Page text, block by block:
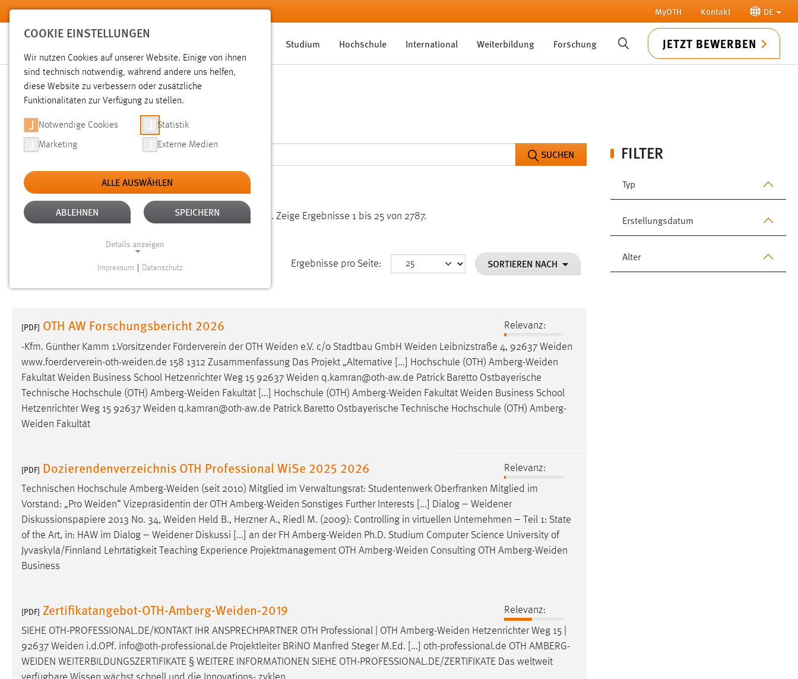
Zum Hauptinhalt springen MyOTH Kontakt DE
Studium Hochschule International Weiterbildung Forschung SUCHE JETZT BEWERBEN
SUCHE
FILTER
Typ
Erstellungsdatum
Alter
SUCHEN
Aktive Filter: TYP: DATEIEN ALLE FILTER ENTFERNEN
Gesucht nach "weide". Es wurden 2787 Ergebnisse gefunden. Zeige Ergebnisse 1 bis 25 von 2787.
Ergebnisse pro Seite: SORTIEREN NACH
[PDF] OTH AW Forschungsbericht 2026
Relevanz:
-Kfm. Günther Kamm 1.Vorsitzender Förderverein der OTH Weiden e.V. c/o Stadtbau GmbH Weiden Leibnizstraße 4, 92637 Weiden
www.foerderverein-oth-weiden.de 158 1312 Zusammenfassung Das Projekt „Alternative [...] Hochschule (OTH) Amberg-Weiden
Fakultät Weiden Business School Hetzenrichter Weg 15 92637 Weiden q.kamran@oth-aw.de Patrick Baretto Ostbayerische
Technische Hochschule (OTH) Amberg-Weiden Fakultät [...] Hochschule (OTH) Amberg-Weiden Fakultät Weiden Business School
Hetzenrichter Weg 15 92637 Weiden q.kamran@oth-aw.de Patrick Baretto Ostbayerische Technische Hochschule (OTH) Amberg-
Weiden Fakultät
[PDF] Dozierendenverzeichnis OTH Professional WiSe 2025 2026
Relevanz:
Technischen Hochschule Amberg-Weiden (seit 2010) Mitglied im Verwaltungsrat: Studentenwerk Oberfranken Mitglied im
Vorstand: „Pro Weiden“ Vizepräsidentin der OTH Amberg-Weiden Sonstiges Further Interests [...] Dialog – Weidener
Diskussionspapiere 2013 No. 34, Weiden Held B., Herzner A., Riedl M. (2009): Controlling in virtuellen Unternehmen – Teil 1: State
of the Art, in: HAW im Dialog – WeidenerDiskussi [...] an der FH Amberg-Weiden Ph.D. Studium Computer Science University of
Jyvaskylä/Finnland Lehrtätigkeit Teaching Experience Projektmanagement OTH Amberg-Weiden Consulting OTH Amberg-Weiden
Business
[PDF] Zertifikatangebot-OTH-Amberg-Weiden-2019
Relevanz:
SIEHE OTH-PROFESSIONAL.DE/KONTAKT IHR ANSPRECHPARTNER OTH Professional | OTH Amberg-Weiden Hetzenrichter Weg 15 |
92637 Weiden i.d.OPf. info@oth-professional.de Projektleiter BRiNO Manfred Steger M.Ed. [...] oth-professional.de OTH AMBERG-
WEIDEN WEITERBILDUNGSZERTIFIKATE § WEITERE INFORMATIONEN SIEHE OTH-PROFESSIONAL.DE/ZERTIFIKATE Das weltweit
COOKIE EINSTELLUNGEN
Wir nutzen Cookies auf unserer Website. Einige von ihnen
sind technisch notwendig, während andere uns helfen,
diese Website zu verbessern oder zusätzliche
Funktionalitäten zur Verfügung zu stellen.
Notwendige Cookies Statistik
Marketing Externe Medien
ALLE AUSWÄHLEN
ABLEHNEN SPEICHERN
Details anzeigen
Website erforderlich.
Einverständnis
Name: cookie_consent
Dieser Cookie speichert die
ausgewählten Einverständnis-Optionen
Performance
Name: staticfilecache
Zweck:
Für performante Seitenauslieferung wird
in diesem Cookie gespeichert, ob man
eingeloggt ist.
Name: site-language-preference
Zweck:
Das Cookie speichert die gewählte
Sprache der Website.
Cookie Laufzeit: 30 Tage
Impressum Datenschutz